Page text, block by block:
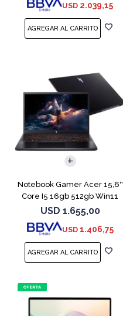
USD 2.039,15
Notebook Gamer Acer 15,6''
Core I5 16gb 512gb Win11
Rtx5050
USD 1.655,00
USD 1.406,75
COMPARAR